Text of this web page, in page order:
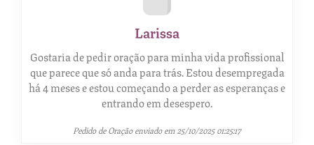
Larissa
Gostaria de pedir oração para minha vida profissional
que parece que só anda para trás. Estou desempregada
há 4 meses e estou começando a perder as esperanças e
entrando em desespero.
Pedido de Oração enviado em 25/10/2025 01:25:17